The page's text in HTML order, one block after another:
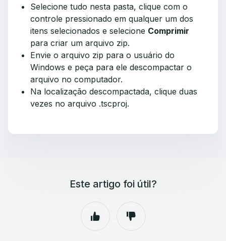
Selecione tudo nesta pasta, clique com o
controle pressionado em qualquer um dos
itens selecionados e selecione Comprimir
para criar um arquivo zip.
Envie o arquivo zip para o usuário do
Windows e peça para ele descompactar o
arquivo no computador.
Na localização descompactada, clique duas
vezes no arquivo .tscproj.
Este artigo foi útil?